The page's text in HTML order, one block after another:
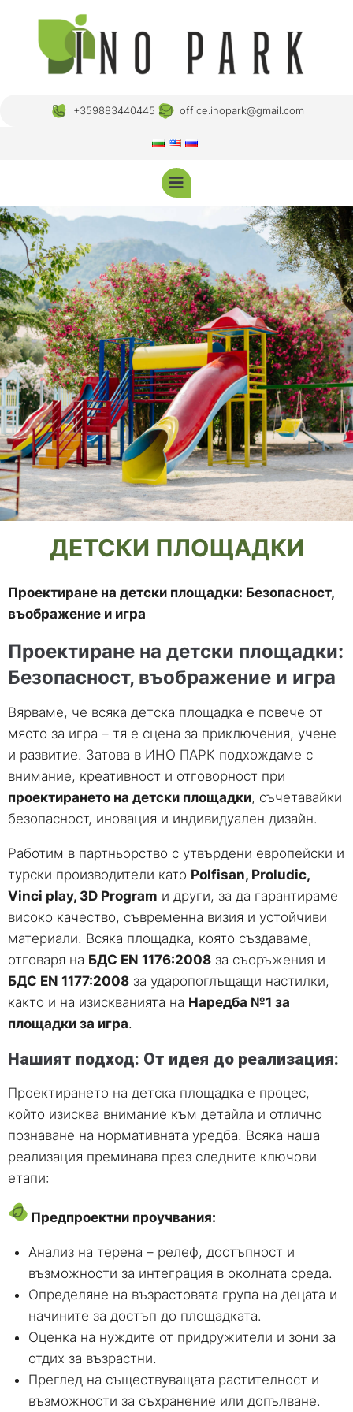
+359883440445 office.inopark@gmail.com
ДЕТСКИ ПЛОЩАДКИ
Проектиране на детски площадки: Безопасност,
въображение и игра
Проектиране на детски площадки:
Безопасност, въображение и игра
Вярваме, че всяка детска площадка е повече от
място за игра – тя е сцена за приключения, учене
и развитие. Затова в ИНО ПАРК подхождаме с
внимание, креативност и отговорност при
проектирането на детски площадки, съчетавайки
безопасност, иновация и индивидуален дизайн.
Работим в партньорство с утвърдени европейски и
турски производители като Polfisan, Proludic,
Vinci play, 3D Program и други, за да гарантираме
високо качество, съвременна визия и устойчиви
материали. Всяка площадка, която създаваме,
отговаря на БДС EN 1176:2008 за съоръжения и
БДС EN 1177:2008 за ударопоглъщащи настилки,
както и на изискванията на Наредба №1 за
площадки за игра.
Нашият подход: От идея до реализация:
Проектирането на детска площадка е процес,
който изисква внимание към детайла и отлично
познаване на нормативната уредба. Всяка наша
реализация преминава през следните ключови
етапи:
Предпроектни проучвания:
Анализ на терена – релеф, достъпност и
възможности за интеграция в околната среда.
Определяне на възрастовата група на децата и
начините за достъп до площадката.
Оценка на нуждите от придружители и зони за
отдих за възрастни.
Преглед на съществуващата растителност и
възможности за съхранение или допълване.